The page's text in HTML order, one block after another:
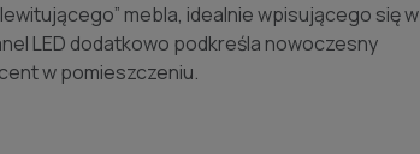
mebla, idealnie wpisującego się w
LED dodatkowo podkreśla nowoczesny
w pomieszczeniu.